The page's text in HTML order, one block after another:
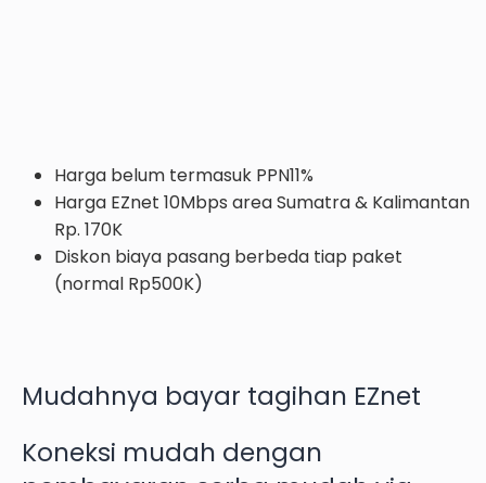
Harga belum termasuk PPN11%
Harga EZnet 10Mbps area Sumatra & Kalimantan
Rp. 170K
Diskon biaya pasang berbeda tiap paket
(normal Rp500K)
Mudahnya bayar tagihan EZnet
Koneksi mudah dengan